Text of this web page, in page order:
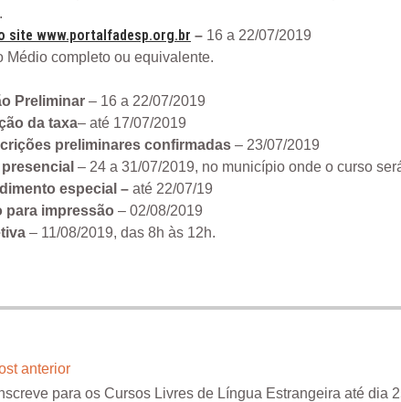
site www.portalfadesp.org.br – 16 a 22/07/2019
Médio completo ou equivalente.
Preliminar – 16 a 22/07/2019
da taxa– até 17/07/2019
preliminares confirmadas – 23/07/2019
– 24 a 31/07/2019, no município onde o curso
especial – até 22/07/19
para impressão – 02/08/2019
– 11/08/2019, das 8h às 12h.
anterior
para os Cursos Livres de Língua Estrangeira até dia